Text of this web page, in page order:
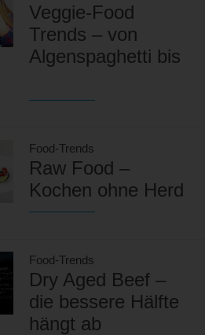
Veggie-Food
Trends – von
Algenspaghetti bis
Food-Trends
Raw Food –
Kochen ohne Herd
Food-Trends
Dry Aged Beef –
die bessere Hälfte
hängt ab